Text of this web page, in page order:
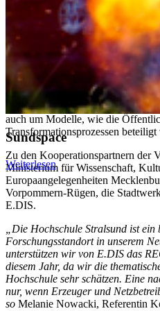
Sundspace
Weiterlesen
Die Kombinations-Veranstaltung
Geplant ist unter anderem die
Polnischen Hydrogen Chamber
Das Matchmaking am 5.
November dienen gezielt der
von Kooperationen im
werdendes Thema für alle ist die
Energien“, erklärt
auch um Modelle, wie die
Transformationsprozessen beteiligt
Zu den Kooperationspartnern der
Ministerium für Wissenschaft,
Europaangelegenheiten
Vorpommern-Rügen, die
E.DIS.
„Die Hochschule Stralsund ist
Forschungsstandort in unserem
unterstützen wir von E.DIS das
diesem Jahr, da wir die
Hochschule sehr schätzen. Eine
nur, wenn Erzeuger und
so Melanie Nowacki, Referentin